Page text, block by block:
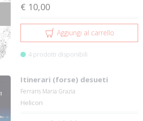
€ 10,00
Aggiungi al carrello
4 prodotti disponibili
Itinerari (forse) desueti
Ferraris Maria Grazia
Helicon